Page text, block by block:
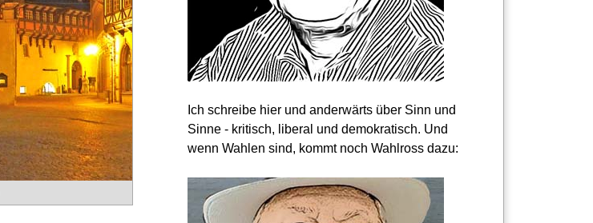
Ich schreibe hier und anderwärts über Sinn und
Sinne - kritisch, liberal und demokratisch. Und
wenn Wahlen sind, kommt noch Wahlross dazu: